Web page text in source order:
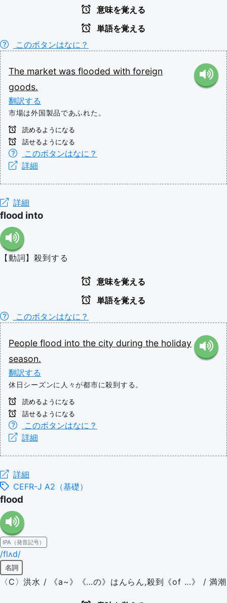
意味を覚える
単語を覚える
このボタンはなに？
The market was flooded with foreign
goods.
翻訳する
市場は外国製品であふれた。
読めるようになる
話せるようになる
このボタンはなに？
詳細
詳細
flood into
【動詞】殺到する
意味を覚える
単語を覚える
このボタンはなに？
People flood into the city during the holiday
season.
翻訳する
休日シーズンに人々が都市に殺到する。
読めるようになる
話せるようになる
このボタンはなに？
詳細
詳細
CEFR-J A2（基礎）
flood
IPA（発音記号）
/flʌd/
名詞
〈C〉洪水 / 《a~》《…の》はんらん,殺到《of ...》 / 満潮